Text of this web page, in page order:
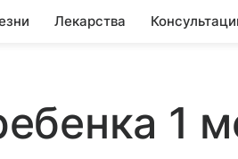
Лекарства
1